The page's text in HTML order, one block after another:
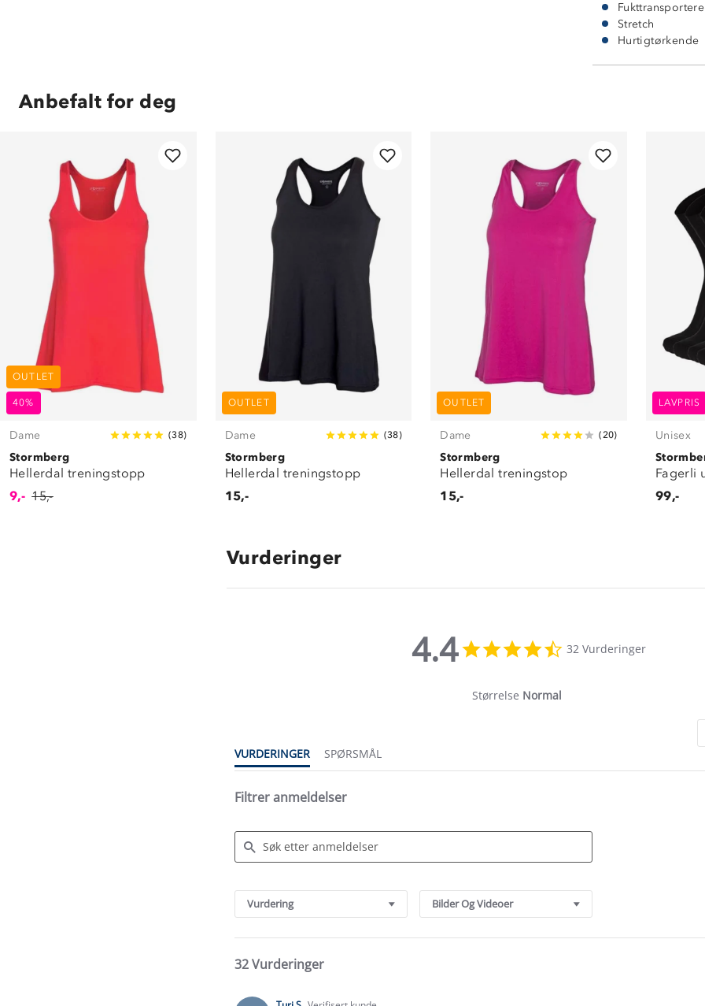
Stretch
Hurtigtørkende
Anbefalt for deg
OUTLET
40%
Dame (38)
Stormberg
Hellerdal treningstopp
9,- 15,-
OUTLET
Dame (38)
Stormberg
Hellerdal treningstopp
15,-
OUTLET
Dame ( 20)
Stormberg
Hellerdal treningstop
15,-
LAVPRIS
Unisex
Fagerli
99,-
Vurderinger
4.4
star
32 Vurderinger
Størrelse Normal
VURDERINGER SPØRSMÅL
Filtrer anmeldelser
Reviews
Vurdering Bilder Og Videoer
32 Vurderinger